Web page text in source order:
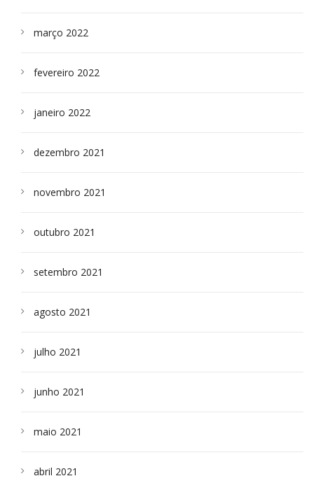
março 2022
fevereiro 2022
janeiro 2022
dezembro 2021
novembro 2021
outubro 2021
setembro 2021
agosto 2021
julho 2021
junho 2021
maio 2021
abril 2021